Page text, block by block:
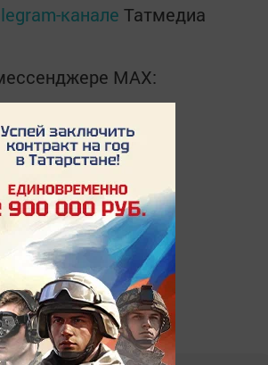
канале Татмедиа
MАХ: